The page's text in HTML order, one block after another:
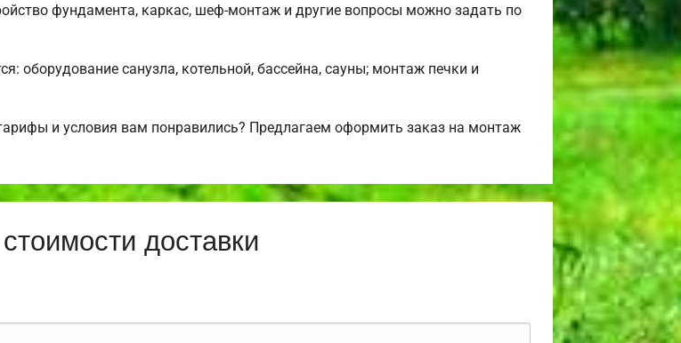
фундамента, каркас, шеф-монтаж и другие вопросы можно задать по
оборудование санузла, котельной, бассейна, сауны; монтаж печки и
и условия вам понравились? Предлагаем оформить заказ на монтаж
доставки